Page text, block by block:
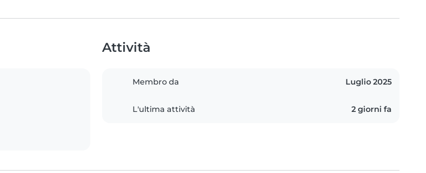
Attività
Membro da Luglio 2025
L'ultima attività 2 giorni fa